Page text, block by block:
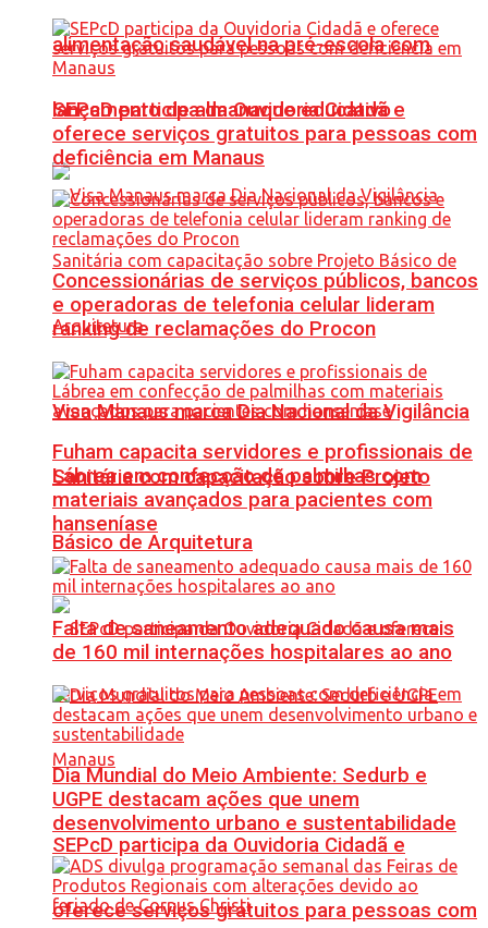
alimentação saudável na pré-escola com
lançamento de almanaque educativo
Visa Manaus marca Dia Nacional da Vigilância
Sanitária com capacitação sobre Projeto
Básico de Arquitetura
SEPcD participa da Ouvidoria Cidadã e
oferece serviços gratuitos para pessoas com
SEPcD participa da Ouvidoria Cidadã e
oferece serviços gratuitos para pessoas com
deficiência em Manaus
Concessionárias de serviços públicos, bancos
e operadoras de telefonia celular lideram
ranking de reclamações do Procon
Fuham capacita servidores e profissionais de
Lábrea em confecção de palmilhas com
materiais avançados para pacientes com
hanseníase
Falta de saneamento adequado causa mais
de 160 mil internações hospitalares ao ano
Dia Mundial do Meio Ambiente: Sedurb e
UGPE destacam ações que unem
desenvolvimento urbano e sustentabilidade